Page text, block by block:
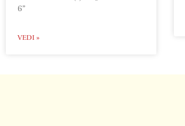
6”
VEDI »